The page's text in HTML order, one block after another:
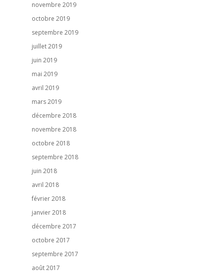
novembre 2019
octobre 2019
septembre 2019
juillet 2019
juin 2019
mai 2019
avril 2019
mars 2019
décembre 2018
novembre 2018
octobre 2018
septembre 2018
juin 2018
avril 2018
février 2018
janvier 2018
décembre 2017
octobre 2017
septembre 2017
août 2017